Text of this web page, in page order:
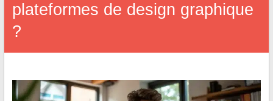
plateformes de design graphique
?